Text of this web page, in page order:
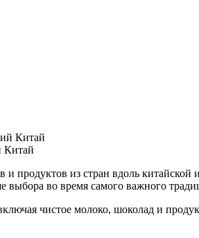
Китай
продуктов из стран вдоль китайской
выбора во время самого важного
чистое молоко, шоколад и